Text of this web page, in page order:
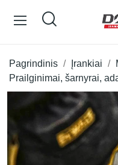
Pagrindinis Įrankiai
Prailginimai, šarnyrai,